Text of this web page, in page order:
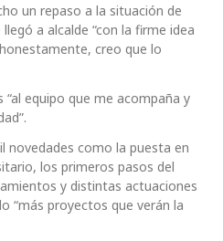
un repaso a la situación de
a alcalde “con la firme idea
creo que lo
equipo que me acompaña y
novedades como la puesta en
los primeros pasos del
y distintas actuaciones
“más proyectos que verán la